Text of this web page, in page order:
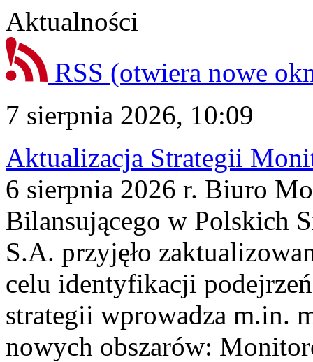
Aktualności
RSS (otwiera nowe
7 sierpnia 2026, 10:09
Aktualizacja Strategii
6 sierpnia 2026 r. Biuro
Bilansującego w Polskich
S.A. przyjęło
celu identyfikacji
strategii wprowadza m.in.
nowych obszarów: